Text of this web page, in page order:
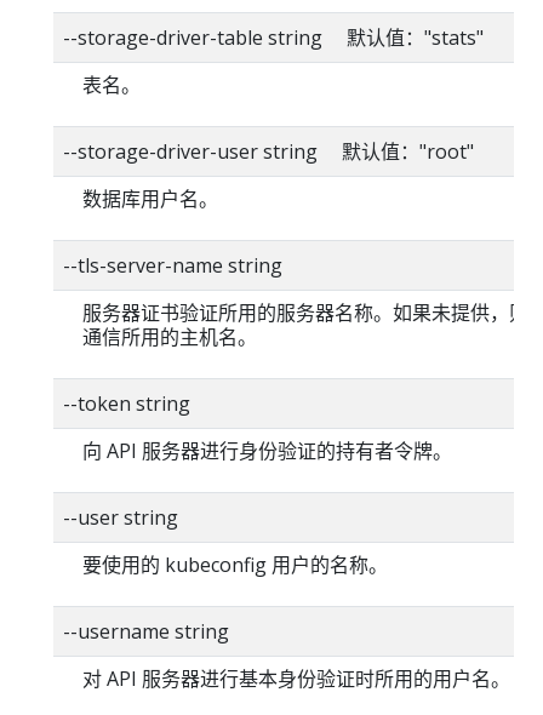
--storage-driver-table string 默认值："stats"
表名。
--storage-driver-user string 默认值："root"
数据库用户名。
--tls-server-name string
服务器证书验证所用的服务器名称。如果未提供，则
通信所用的主机名。
--token string
向 API 服务器进行身份验证的持有者令牌。
--user string
要使用的 kubeconfig 用户的名称。
--username string
对 API 服务器进行基本身份验证时所用的用户名。